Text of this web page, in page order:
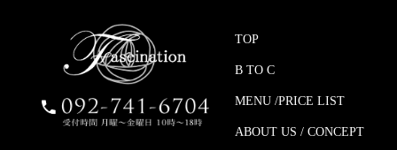
TOP
B TO C
MENU /PRICE LIST
ABOUT US / CONCEPT